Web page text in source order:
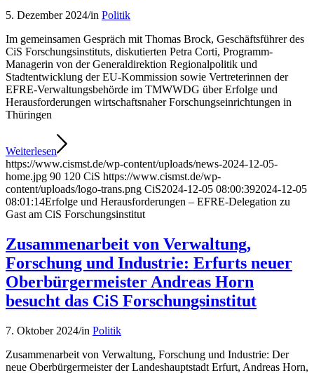
5. Dezember 2024/in Politik
Im gemeinsamen Gespräch mit Thomas Brock, Geschäftsführer des
CiS Forschungsinstituts, diskutierten Petra Corti, Programm-
Managerin von der Generaldirektion Regionalpolitik und
Stadtentwicklung der EU-Kommission sowie Vertreterinnen der
EFRE-Verwaltungsbehörde im TMWWDG über Erfolge und
Herausforderungen wirtschaftsnaher Forschungseinrichtungen in
Thüringen
Weiterlesen
https://www.cismst.de/wp-content/uploads/news-2024-12-05-
home.jpg 90 120 CiS https://www.cismst.de/wp-
content/uploads/logo-trans.png CiS2024-12-05 08:00:392024-12-05
08:01:14Erfolge und Herausforderungen – EFRE-Delegation zu
Gast am CiS Forschungsinstitut
Zusammenarbeit von Verwaltung,
Forschung und Industrie: Erfurts neuer
Oberbürgermeister Andreas Horn
besucht das CiS Forschungsinstitut
7. Oktober 2024/in Politik
Zusammenarbeit von Verwaltung, Forschung und Industrie: Der
neue Oberbürgermeister der Landeshauptstadt Erfurt, Andreas Horn,